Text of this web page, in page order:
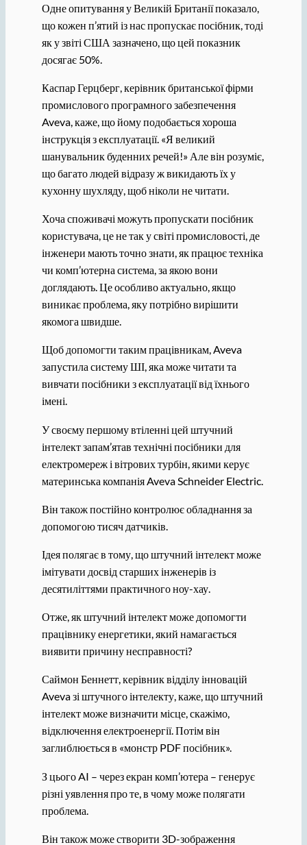
Одне опитування у Великій Британії показало,
що кожен п’ятий із нас пропускає посібник, тоді
як у звіті США зазначено, що цей показник
досягає 50%.
Каспар Герцберг, керівник британської фірми
промислового програмного забезпечення
Aveva, каже, що йому подобається хороша
інструкція з експлуатації. «Я великий
шанувальник буденних речей!» Але він розуміє,
що багато людей відразу ж викидають їх у
кухонну шухляду, щоб ніколи не читати.
Хоча споживачі можуть пропускати посібник
користувача, це не так у світі промисловості, де
інженери мають точно знати, як працює техніка
чи комп’ютерна система, за якою вони
доглядають. Це особливо актуально, якщо
виникає проблема, яку потрібно вирішити
якомога швидше.
Щоб допомогти таким працівникам, Aveva
запустила систему ШІ, яка може читати та
вивчати посібники з експлуатації від їхнього
імені.
У своєму першому втіленні цей штучний
інтелект запам’ятав технічні посібники для
електромереж і вітрових турбін, якими керує
материнська компанія Aveva Schneider Electric.
Він також постійно контролює обладнання за
допомогою тисяч датчиків.
Ідея полягає в тому, що штучний інтелект може
імітувати досвід старших інженерів із
десятиліттями практичного ноу-хау.
Отже, як штучний інтелект може допомогти
працівнику енергетики, який намагається
виявити причину несправності?
Саймон Беннетт, керівник відділу інновацій
Aveva зі штучного інтелекту, каже, що штучний
інтелект може визначити місце, скажімо,
відключення електроенергії. Потім він
заглиблюється в «монстр PDF посібник».
З цього AI – через екран комп’ютера – генерує
різні уявлення про те, в чому може полягати
проблема.
Він також може створити 3D-зображення